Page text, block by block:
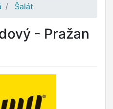
Šalát
- Pražan